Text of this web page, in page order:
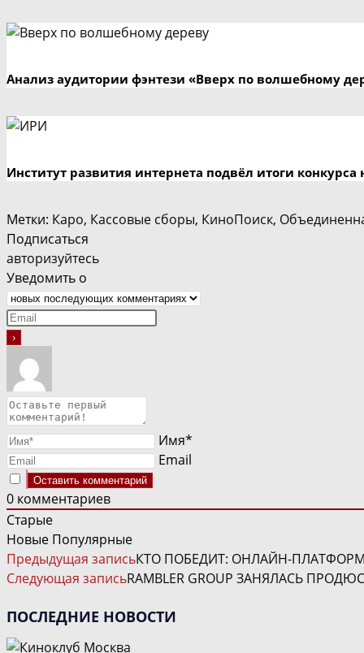
Анализ аудитории фэнтези «Вверх по волшебному
Институт развития интернета подвёл итоги
Метки: Каро, Кассовые сборы, КиноПоиск,
Подписаться
авторизуйтесь
Уведомить о
Имя*
Email
0 комментариев
Старые
Новые Популярные
ЧИТАТЬ
ДАЛЕЕ
СТАТЬИ
Предыдущая записьКТО ПОБЕДИТ: ОНЛАЙН-
Следующая записьRAMBLER GROUP ЗАНЯЛАСЬ
ПОСЛЕДНИЕ НОВОСТИ